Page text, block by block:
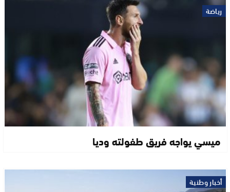
رياضة
ميسي يواجه فريق طفولته وديا
أخبار وطنية